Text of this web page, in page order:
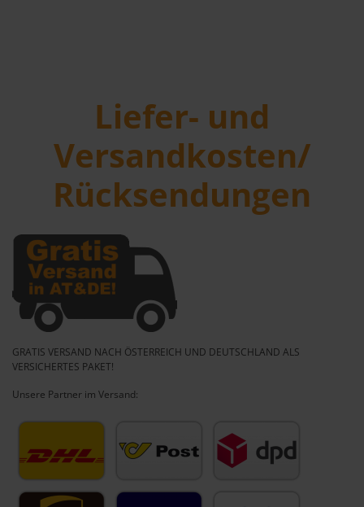
Liefer- und
Versandkosten/
Rücksendungen
GRATIS VERSAND NACH ÖSTERREICH UND DEUTSCHLAND ALS
VERSICHERTES PAKET!
Unsere Partner im Versand: